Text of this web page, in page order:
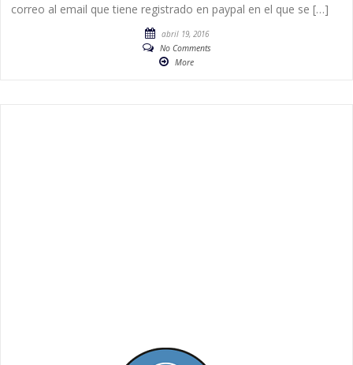
correo al email que tiene registrado en paypal en el que se […]
abril 19, 2016
No Comments
More